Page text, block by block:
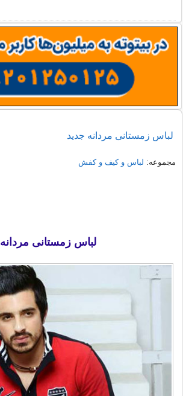
نمونه هایی از مدل یقه شومیز
دمپایی روفرشی خزدار
لباس زمستانی مردانه جدید
مجموعه: لباس و کیف و کفش
لباس زمستانی مردانه